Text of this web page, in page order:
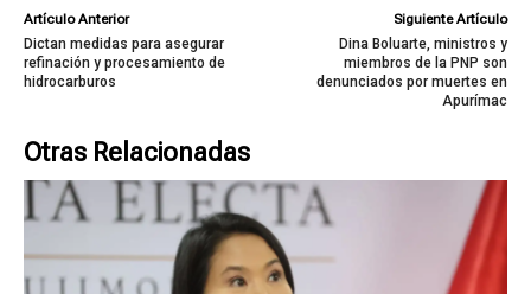
Artículo Anterior
Dictan medidas para asegurar
refinación y procesamiento de
hidrocarburos
Siguiente Artículo
Dina Boluarte, ministros y
miembros de la PNP son
denunciados por muertes en
Apurímac
Otras Relacionadas